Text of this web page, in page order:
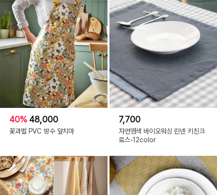
40% 48,000
꽃과벌 PVC 방수 앞치마
7,700
자연염색 바이오워싱 린넨 키친크
로스-12color